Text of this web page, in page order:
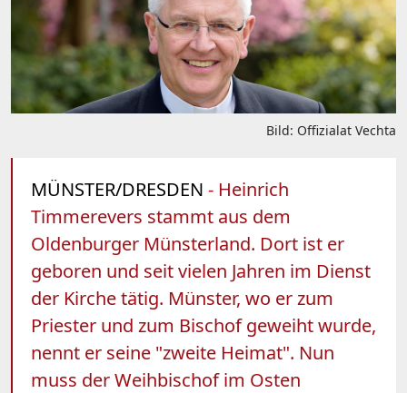
Bild: Offizialat Vechta
MÜNSTER/DRESDEN - Heinrich
Timmerevers stammt aus dem
Oldenburger Münsterland. Dort ist er
geboren und seit vielen Jahren im Dienst
der Kirche tätig. Münster, wo er zum
Priester und zum Bischof geweiht wurde,
nennt er seine "zweite Heimat". Nun
muss der Weihbischof im Osten